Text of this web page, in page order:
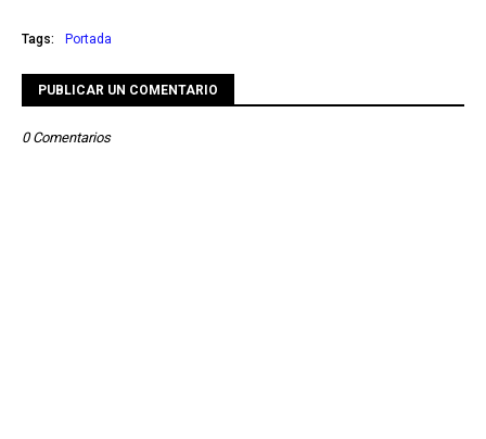
Tags: Portada
PUBLICAR UN COMENTARIO
0 Comentarios